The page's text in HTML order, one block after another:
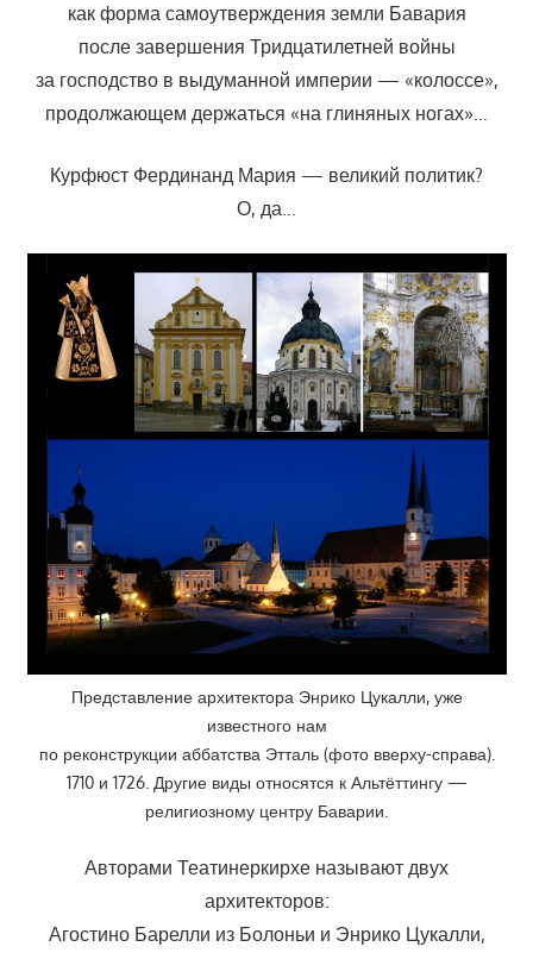
как форма самоутверждения земли Бавария
после завершения Тридцатилетней войны
за господство в выдуманной империи — «колоссе»,
продолжающем держаться «на глиняных ногах»…
Курфюст Фердинанд Мария — великий политик?
О, да…
Представление архитектора Энрико Цукалли, уже
известного нам
по реконструкции аббатства Этталь (фото вверху-справа).
1710 и 1726. Другие виды относятся к Альтёттингу —
религиозному центру Баварии.
Авторами Театинеркирхе называют двух
архитекторов:
Агостино Барелли из Болоньи и Энрико Цукалли,